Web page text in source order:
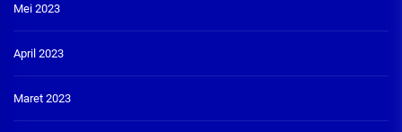
Mei 2023
April 2023
Maret 2023